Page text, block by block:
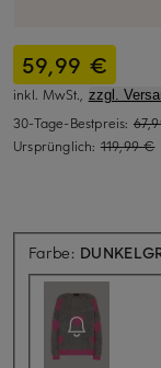
59,99 €
inkl. MwSt., zzgl.
30-Tage-Bestpreis:
Ursprünglich: 119,99 €
Farbe: